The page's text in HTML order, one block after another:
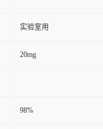
实验室用
20mg
98%